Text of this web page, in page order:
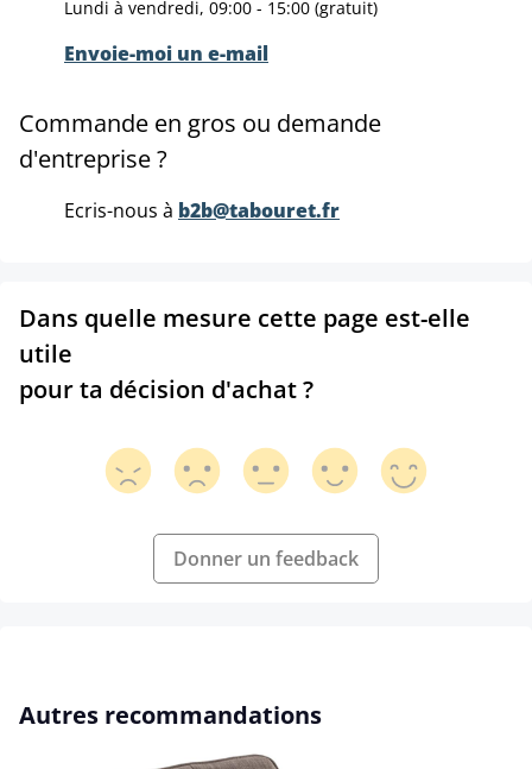
Lundi à vendredi, 09:00 - 15:00 (gratuit)
Envoie-moi un e-mail
Commande en gros ou demande
d'entreprise ?
Ecris-nous à b2b@tabouret.fr
Dans quelle mesure cette page est-elle
utile
pour ta décision d'achat ?
Donner un feedback
Ignorer la galerie de produits
Autres recommandations